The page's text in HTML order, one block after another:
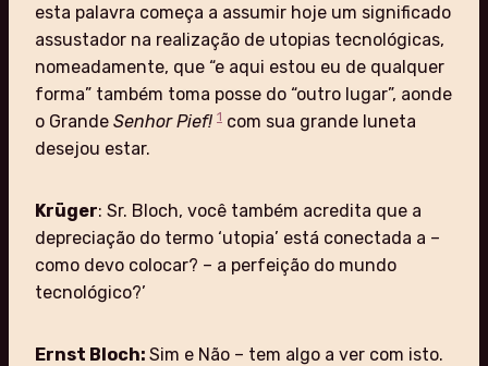
esta palavra começa a assumir hoje um significado
assustador na realização de utopias tecnológicas,
nomeadamente, que “e aqui estou eu de qualquer
forma” também toma posse do “outro lugar”, aonde
o Grande Senhor Pief! 1 com sua grande luneta
desejou estar.
Krüger: Sr. Bloch, você também acredita que a
depreciação do termo ‘utopia’ está conectada a –
como devo colocar? – a perfeição do mundo
tecnológico?’
Ernst Bloch: Sim e Não – tem algo a ver com isto.